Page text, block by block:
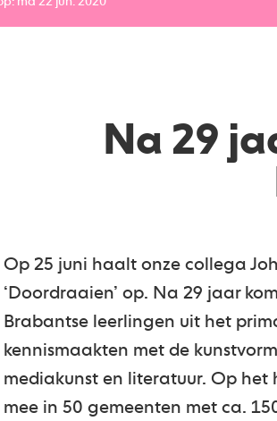
Na 29
Op 25 juni haalt onze collega
‘Doordraaien’ op. Na 29 jaar
Brabantse leerlingen uit het
kennismaakten met de
mediakunst en literatuur. Op
mee in 50 gemeenten met ca.